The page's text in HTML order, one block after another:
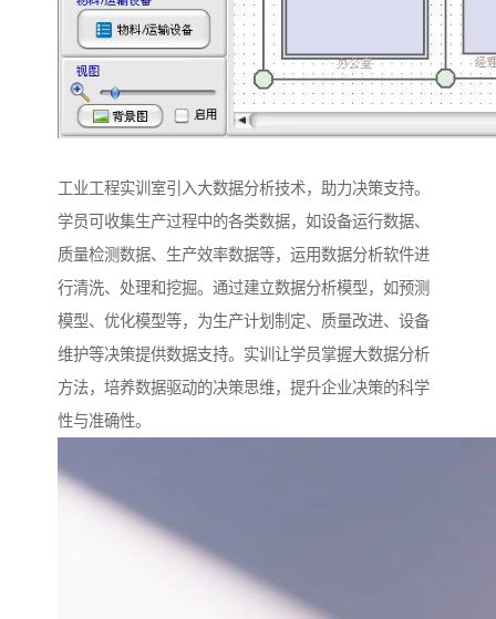
工业工程实训室引入大数据分析技术，助力决策支持。
学员可收集生产过程中的各类数据，如设备运行数据、
质量检测数据、生产效率数据等，运用数据分析软件进
行清洗、处理和挖掘。通过建立数据分析模型，如预测
模型、优化模型等，为生产计划制定、质量改进、设备
维护等决策提供数据支持。实训让学员掌握大数据分析
方法，培养数据驱动的决策思维，提升企业决策的科学
性与准确性。​